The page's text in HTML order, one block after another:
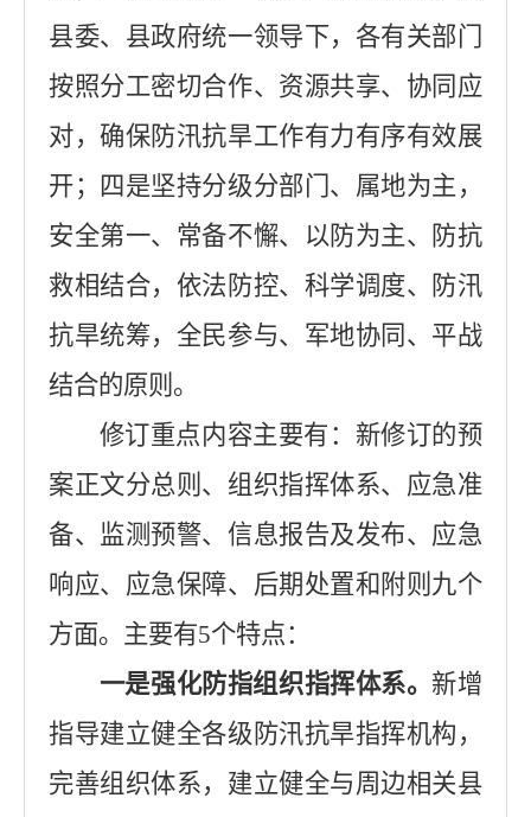
县委、县政府统一领导下，各有关部门
按照分工密切合作、资源共享、协同应
对，确保防汛抗旱工作有力有序有效展
开；四是坚持分级分部门、属地为主，
安全第一、常备不懈、以防为主、防抗
救相结合，依法防控、科学调度、防汛
抗旱统筹，全民参与、军地协同、平战
结合的原则。
修订重点内容主要有： 新修订的预
案正文分总则、组织指挥体系、应急准
备、监测预警、信息报告及发布、应急
响应、应急保障、后期处置和附则九个
方面。主要有5个特点：
一是强化防指组织指挥体系。 新增
指导建立健全各级防汛抗旱指挥机构，
完善组织体系，建立健全与周边相关县